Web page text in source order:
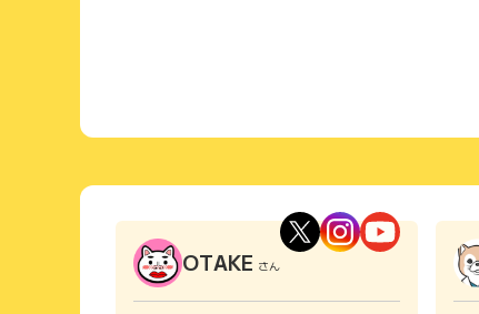
OTAKE さん